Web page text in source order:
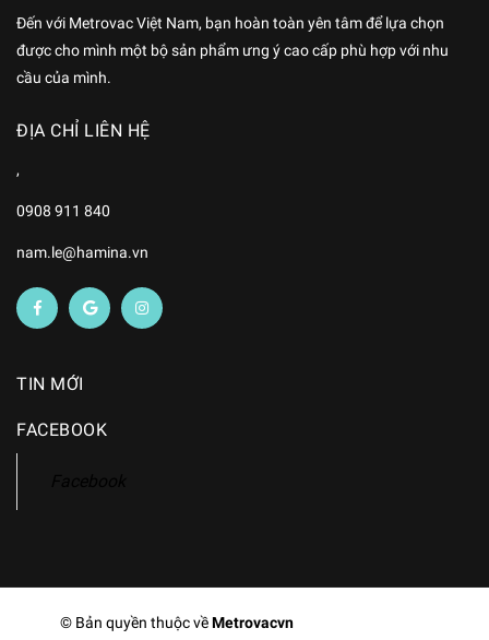
Đến với Metrovac Việt Nam, bạn hoàn toàn yên tâm để lựa chọn
được cho mình một bộ sản phẩm ưng ý cao cấp phù hợp với nhu
cầu của mình.
ĐỊA CHỈ LIÊN HỆ
,
0908 911 840
nam.le@hamina.vn
TIN MỚI
FACEBOOK